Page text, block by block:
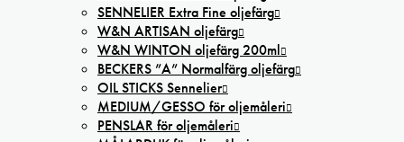
SENNELIER Extra Fine oljefärg
W&N ARTISAN oljefärg
W&N WINTON oljefärg 200ml
BECKERS ”A” Normalfärg oljefärg
OIL STICKS Sennelier
MEDIUM/GESSO för oljemåleri
PENSLAR för oljemåleri